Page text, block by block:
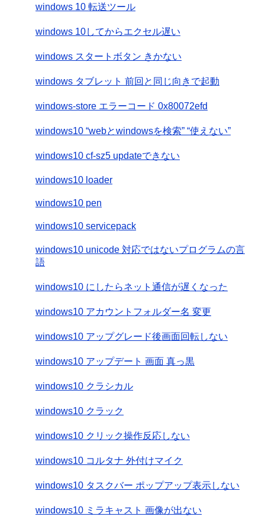
windows 10 転送ツール
windows 10してからエクセル遅い
windows スタートボタン きかない
windows タブレット 前回と同じ向きで起動
windows-store エラーコード 0x80072efd
windows10 “webとwindowsを検索” “使えない”
windows10 cf-sz5 updateできない
windows10 loader
windows10 pen
windows10 servicepack
windows10 unicode 対応ではないプログラムの言
語
windows10 にしたらネット通信が遅くなった
windows10 アカウントフォルダー名 変更
windows10 アップグレード後画面回転しない
windows10 アップデート 画面 真っ黒
windows10 クラシカル
windows10 クラック
windows10 クリック操作反応しない
windows10 コルタナ 外付けマイク
windows10 タスクバー ポップアップ表示しない
windows10 ミラキャスト 画像が出ない